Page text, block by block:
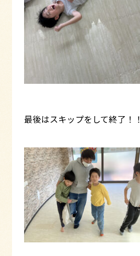
最後はスキップをして終了！！